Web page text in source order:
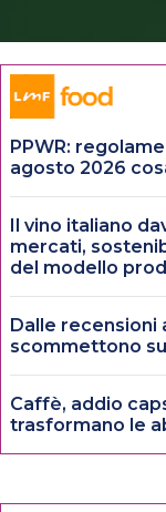
PPWR:
agosto 2026
Il vino italiano
mercati,
del modello
Dalle recensioni
scommettono
Caffè, addio
trasformano le